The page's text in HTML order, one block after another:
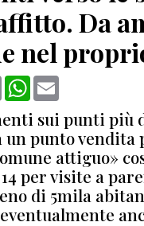
Da
nel
Print WhatsApp
sui punti più
un punto vendita
attiguo»
per visite a
di 5mila